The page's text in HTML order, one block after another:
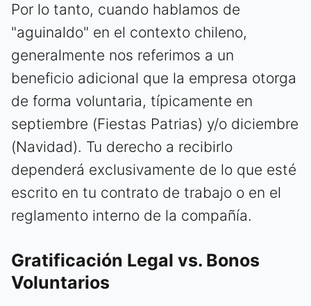
Por lo tanto, cuando hablamos de
"aguinaldo" en el contexto chileno,
generalmente nos referimos a un
beneficio adicional que la empresa otorga
de forma voluntaria, típicamente en
septiembre (Fiestas Patrias) y/o diciembre
(Navidad). Tu derecho a recibirlo
dependerá exclusivamente de lo que esté
escrito en tu contrato de trabajo o en el
reglamento interno de la compañía.
Gratificación Legal vs. Bonos
Voluntarios